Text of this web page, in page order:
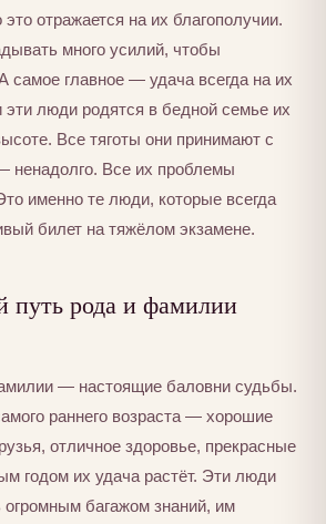
отражается на их благополучии.
много усилий, чтобы
самое главное — удача всегда на их
люди родятся в бедной семье их
Все тяготы они принимают с
ненадолго. Все их проблемы
именно те люди, которые всегда
билет на тяжёлом экзамене.
рода и фамилии
— настоящие баловни судьбы.
раннего возраста — хорошие
отличное здоровье, прекрасные
годом их удача растёт. Эти люди
огромным багажом знаний, им